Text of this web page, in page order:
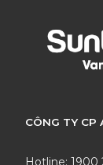
CÔNG TY CP
Hotline: 1900